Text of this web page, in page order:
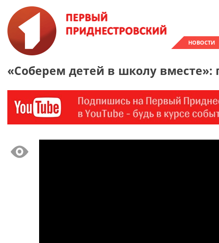
НОВОСТИ
«Соберем детей в школу